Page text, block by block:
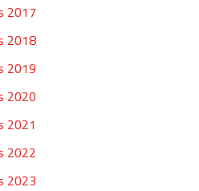
2017
2018
2019
2020
2021
2022
2023